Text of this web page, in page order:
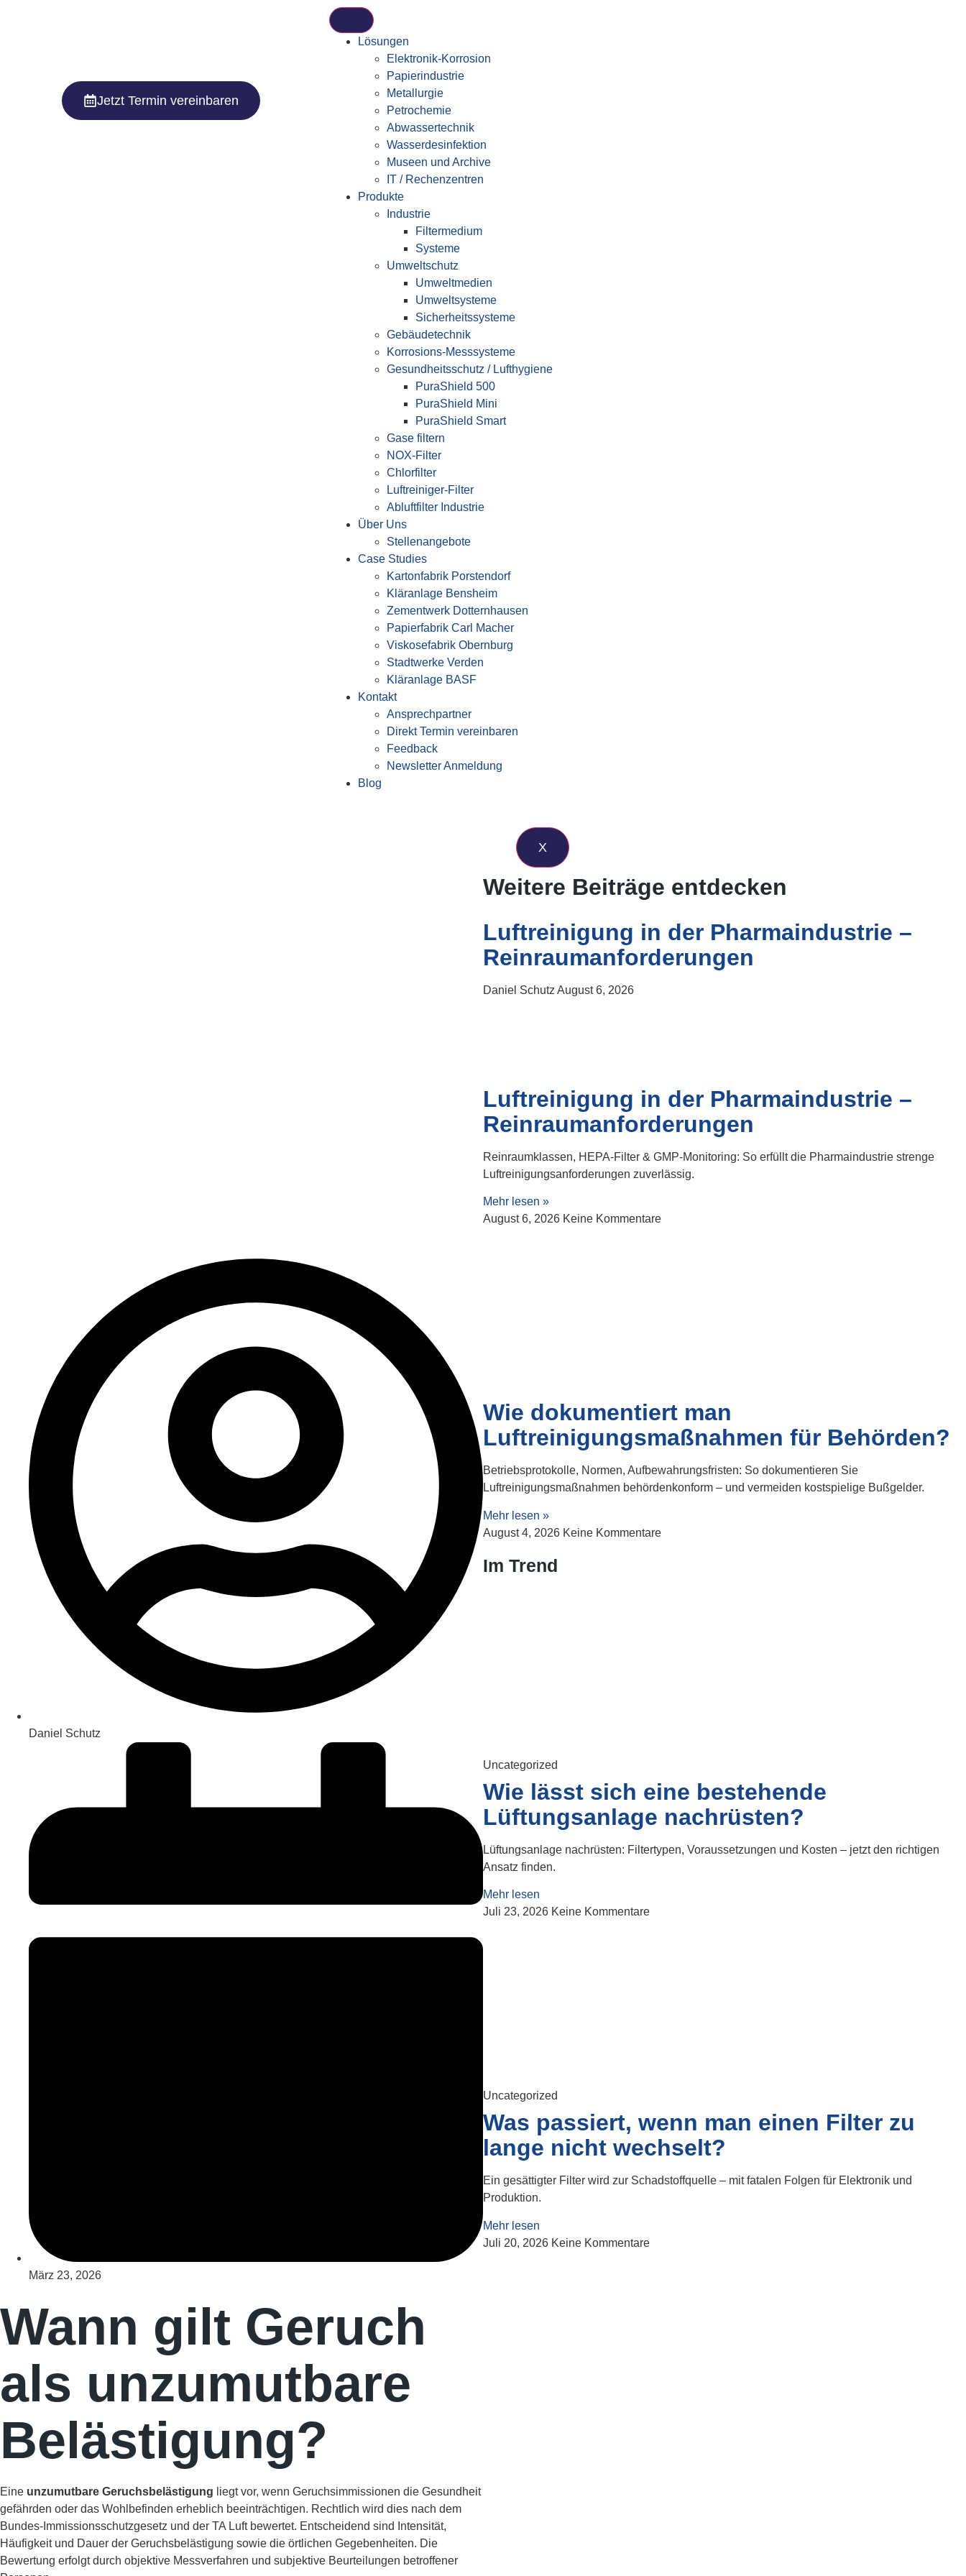
Jetzt Termin vereinbaren
Lösungen
Elektronik-Korrosion
Papierindustrie
Metallurgie
Petrochemie
Abwassertechnik
Wasserdesinfektion
Museen und Archive
IT / Rechenzentren
Produkte
Industrie
Filtermedium
Systeme
Umweltschutz
Umweltmedien
Umweltsysteme
Sicherheitssysteme
Gebäudetechnik
Korrosions-Messsysteme
Gesundheitsschutz / Lufthygiene
PuraShield 500
PuraShield Mini
PuraShield Smart
Gase filtern
NOX-Filter
Chlorfilter
Luftreiniger-Filter
Abluftfilter Industrie
Über Uns
Stellenangebote
Case Studies
Kartonfabrik Porstendorf
Kläranlage Bensheim
Zementwerk Dotternhausen
Papierfabrik Carl Macher
Viskosefabrik Obernburg
Stadtwerke Verden
Kläranlage BASF
Kontakt
Ansprechpartner
Direkt Termin vereinbaren
Feedback
Newsletter Anmeldung
Blog
X
Daniel Schutz
März 23, 2026
Wann gilt Geruch
als unzumutbare
Belästigung?
Eine unzumutbare Geruchsbelästigung liegt vor, wenn Geruchsimmissionen die Gesundheit
gefährden oder das Wohlbefinden erheblich beeinträchtigen. Rechtlich wird dies nach dem
Bundes-Immissionsschutzgesetz und der TA Luft bewertet. Entscheidend sind Intensität,
Häufigkeit und Dauer der Geruchsbelästigung sowie die örtlichen Gegebenheiten. Die
Bewertung erfolgt durch objektive Messverfahren und subjektive Beurteilungen betroffener
Weitere Beiträge entdecken
Luftreinigung in der Pharmaindustrie –
Reinraumanforderungen
Reinraumklassen, HEPA-Filter & GMP-Monitoring: So erfüllt die Pharmaindustrie strenge
Luftreinigungsanforderungen zuverlässig.
Mehr lesen »
August 6, 2026 Keine Kommentare
Wie dokumentiert man
Luftreinigungsmaßnahmen für Behörden?
Betriebsprotokolle, Normen, Aufbewahrungsfristen: So dokumentieren Sie
Luftreinigungsmaßnahmen behördenkonform – und vermeiden kostspielige Bußgelder.
Mehr lesen »
August 4, 2026 Keine Kommentare
Luftreinigung in der Pharmaindustrie –
Reinraumanforderungen
Daniel Schutz August 6, 2026
Im Trend
Uncategorized
Wie lässt sich eine bestehende
Lüftungsanlage nachrüsten?
Lüftungsanlage nachrüsten: Filtertypen, Voraussetzungen und Kosten – jetzt den richtigen
Ansatz finden.
Mehr lesen
Juli 23, 2026 Keine Kommentare
Uncategorized
Was passiert, wenn man einen Filter zu
lange nicht wechselt?
Ein gesättigter Filter wird zur Schadstoffquelle – mit fatalen Folgen für Elektronik und
Produktion.
Mehr lesen
Juli 20, 2026 Keine Kommentare